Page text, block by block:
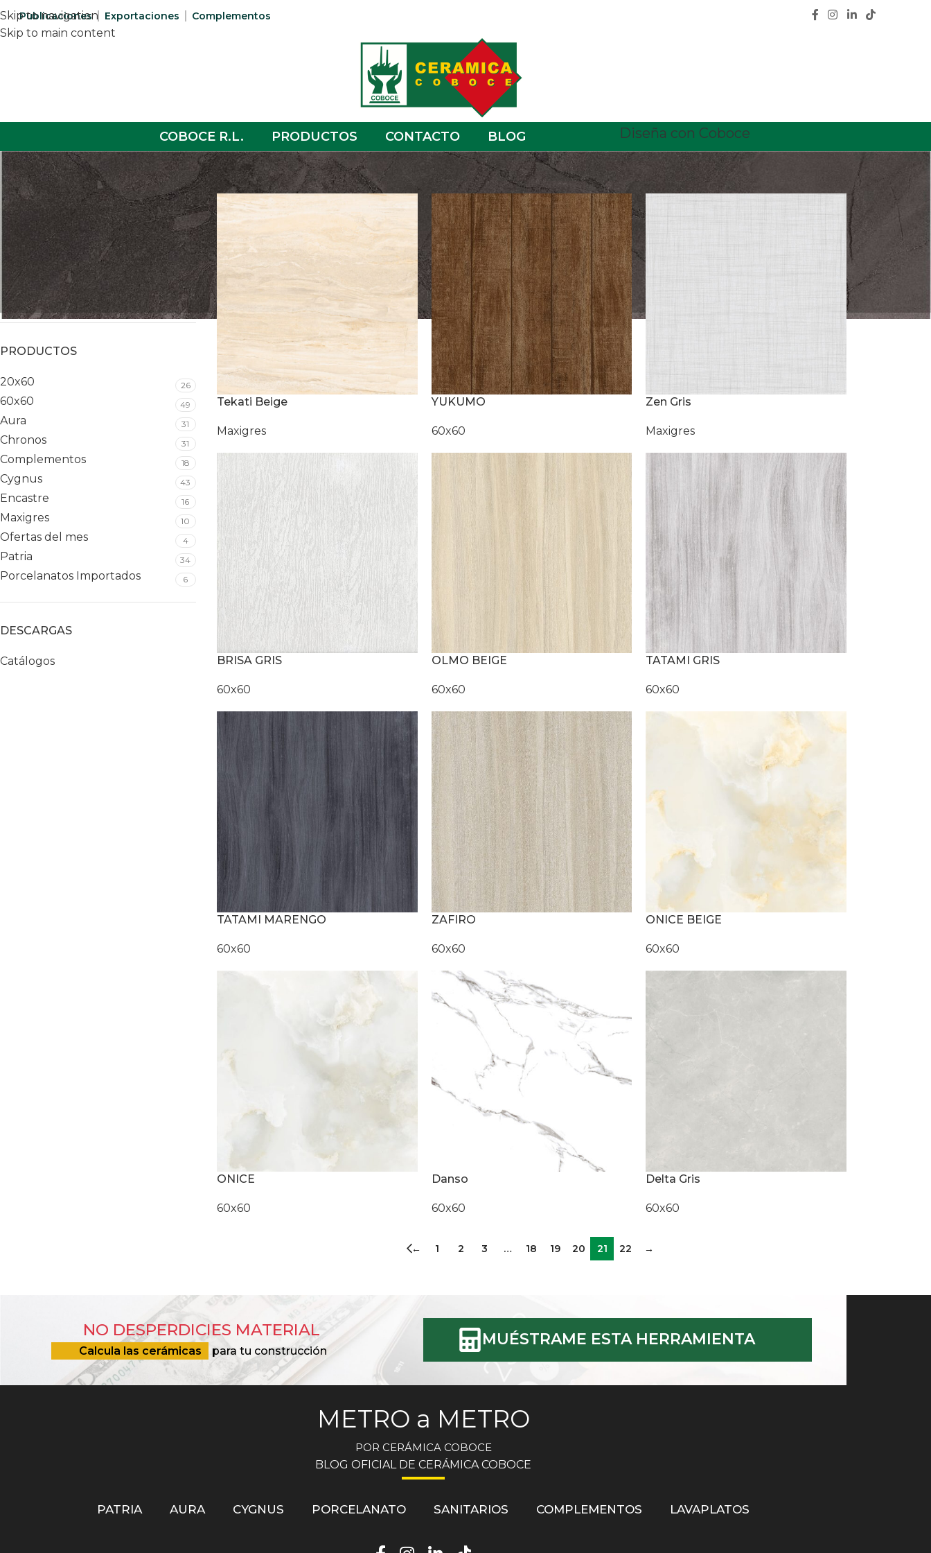
Skip to navigation
Skip to main content
Publicaciones Exportaciones Complementos
COBOCE R.L. PRODUCTOS CONTACTO BLOG Diseña con Coboce
COLECCIONES
Patria
Aura
Cygnus
Porcelanato
Sanitarios
Complementos
Lavaplatos
PRODUCTOS
20x60 26
60x60 49
Aura 31
Chronos 31
Complementos 18
Cygnus 43
Encastre 16
Maxigres 10
Ofertas del mes 4
Patria 34
Porcelanatos Importados 6
DESCARGAS
Catálogos
Home/Products/Page 21 Show 9 12 18 24
Tekati Beige
Maxigres
YUKUMO
60x60
Zen Gris
Maxigres
BRISA GRIS
60x60
OLMO BEIGE
60x60
TATAMI GRIS
60x60
TATAMI MARENGO
60x60
ZAFIRO
60x60
ONICE BEIGE
60x60
ONICE
60x60
Danso
60x60
Delta Gris
60x60
← 1 2 3 … 18 19 20 21 22 →
NO DESPERDICIES MATERIAL
Calcula las cerámicas para tu construcción
MUÉSTRAME ESTA HERRAMIENTA
METRO a METRO
POR CERÁMICA COBOCE
BLOG OFICIAL DE CERÁMICA COBOCE
PATRIA AURA CYGNUS PORCELANATO SANITARIOS COMPLEMENTOS LAVAPLATOS